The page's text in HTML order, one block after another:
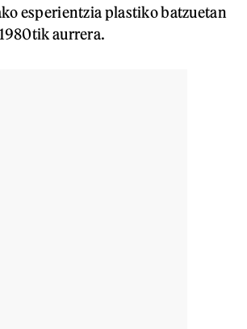
esperientzia plastiko batzuetan
aurrera.